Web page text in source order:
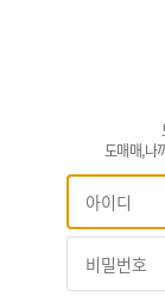
도매매,나